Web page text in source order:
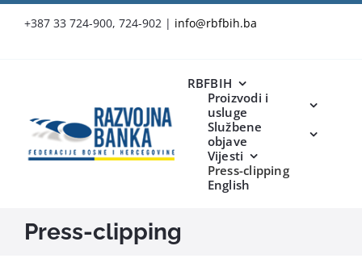
+387 33 724-900, 724-902 | info@rbfbih.ba
RBFBIH
Proizvodi i
usluge
Službene
objave
Vijesti
Press-clipping
English
Press-clipping